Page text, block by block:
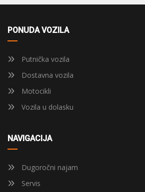
PONUDA VOZILA
Putnička vozila
Dostavna vozila
Motocikli
Vozila u dolasku
NAVIGACIJA
Dugoročni najam
Servis